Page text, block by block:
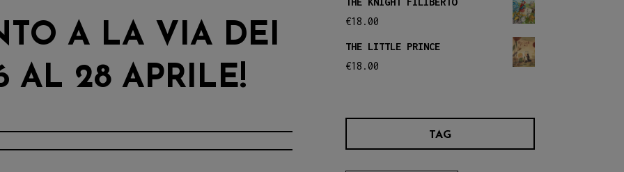
A LA VIA DEI
AL 28 APRILE!
€18.00
THE LITTLE PRINCE
€18.00
TAG